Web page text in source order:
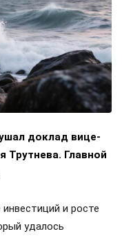
доклад вице-
Главной
и росте
удалось